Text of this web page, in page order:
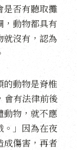
是否有聽取攤
，動物都具有
就沒有，認為
的動物是脊椎
會有法律前後
動物，就不應
。」因為在夜
成傷害，再者